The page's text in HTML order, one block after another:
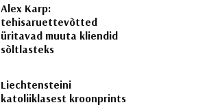
Alex Karp:
tehisaruettevõtted
üritavad muuta kliendid
sõltlasteks
Liechtensteini
katoliiklasest kroonprints